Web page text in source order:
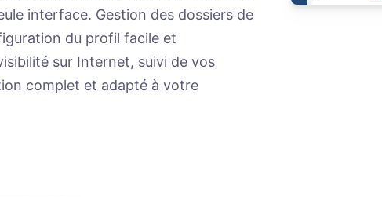
interface. Gestion des dossiers de
du profil facile et
sur Internet, suivi de vos
complet et adapté à votre